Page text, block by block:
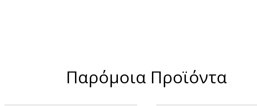
Παρόμοια Προϊόντα